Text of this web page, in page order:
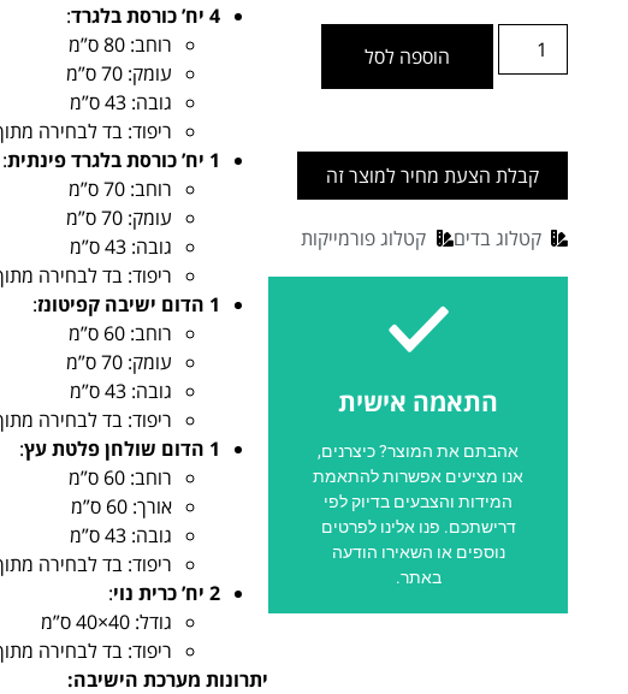
הוספה לסל
קבלת הצעת מחיר למוצר זה
קטלוג בדים קטלוג פורמייקות
התאמה אישית
אהבתם את המוצר? כיצרנים,
אנו מציעים אפשרות להתאמת
המידות והצבעים בדיוק לפי
דרישתכם. פנו אלינו לפרטים
נוספים או השאירו הודעה
באתר.
צרו איתנו קשר
מעוניינים בהתאמה אישית
למוצר? צרו איתנו קשר!
4 יח’ כורסת בלגרד
:
רוחב: 80 ס”מ
עומק: 70 ס”מ
גובה: 43 ס”מ
ריפוד: בד לבחירה
1 יח’ כורסת בלגרד פינתית
:
רוחב: 70 ס”מ
עומק: 70 ס”מ
גובה: 43 ס”מ
ריפוד: בד לבחירה
1 הדום ישיבה קפיטונז
:
רוחב: 60 ס”מ
עומק: 70 ס”מ
גובה: 43 ס”מ
ריפוד: בד לבחירה
1 הדום שולחן פלטת עץ
:
רוחב: 60 ס”מ
אורך: 60 ס”מ
גובה: 43 ס”מ
ריפוד: בד לבחירה
2 יח’ כרית נוי
:
גודל: 40×40 ס”מ
ריפוד: בד לבחירה
יתרונות מערכת הישיבה: